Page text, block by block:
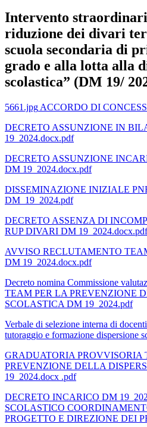
Intervento
riduzione dei divari
scuola secondaria di
grado e alla lotta alla
scolastica” (DM 19/
5661.jpg ACCORDO DI
DECRETO ASSUNZIONE IN
19_2024.docx.pdf
DECRETO ASSUNZIONE
DM 19_2024.docx.pdf
DISSEMINAZIONE INIZIALE
DM_19_2024.pdf
DECRETO ASSENZA DI
RUP DIVARI DM 19_2024.docx.pdf
AVVISO RECLUTAMENTO
DM 19_2024.docx.pdf
Decreto nomina Commissione
TEAM PER LA PREVENZIONE
SCOLASTICA DM 19_2024.pdf
Verbale di selezione interna di
tutoraggio e formazione dispersione
GRADUATORIA PROVVISORIA
PREVENZIONE DELLA
19_2024.docx .pdf
DECRETO INCARICO DM
SCOLASTICO
PROGETTO E DIREZIONE DEI